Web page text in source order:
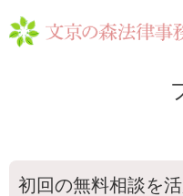
初回の無料相談を